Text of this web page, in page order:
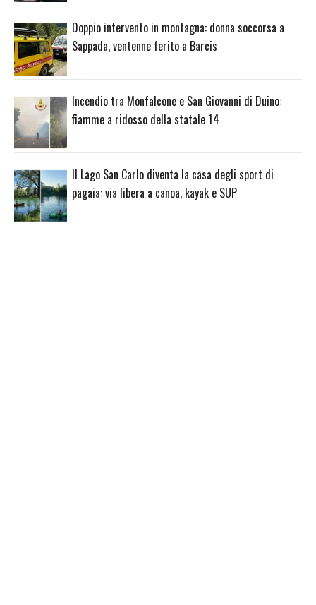
Doppio intervento in montagna: donna soccorsa a
Sappada, ventenne ferito a Barcis
Incendio tra Monfalcone e San Giovanni di Duino:
fiamme a ridosso della statale 14
Il Lago San Carlo diventa la casa degli sport di
pagaia: via libera a canoa, kayak e SUP